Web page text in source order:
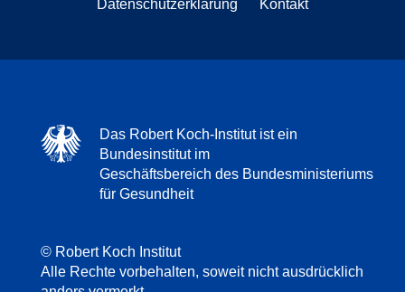
Datenschutzerklärung
Kontakt
Das Robert Koch-Institut ist ein
Bundesinstitut im
Geschäftsbereich des Bundesministeriums
für Gesundheit
© Robert Koch Institut
Alle Rechte vorbehalten, soweit nicht ausdrücklich